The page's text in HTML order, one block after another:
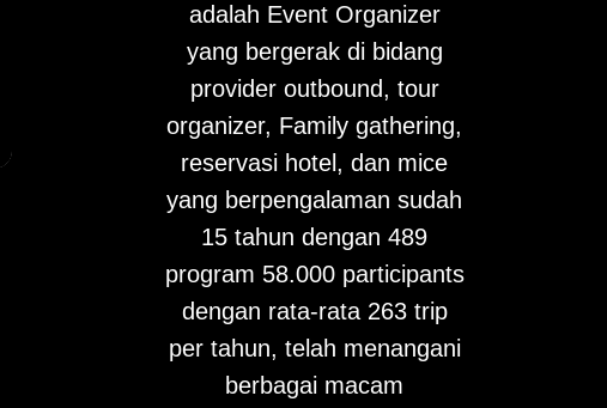
adalah Event Organizer
yang bergerak di bidang
provider outbound, tour
organizer, Family gathering,
reservasi hotel, dan mice
yang berpengalaman sudah
15 tahun dengan 489
program 58.000 participants
dengan rata-rata 263 trip
per tahun, telah menangani
berbagai macam